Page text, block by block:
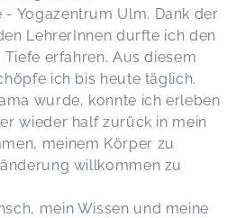
- Yogazentrum Ulm. Dank der
LehrerInnen durfte ich den
erfahren. Aus diesem
ich bis heute täglich.
wurde, konnte ich erleben
wieder half zurück in mein
meinem Körper zu
willkommen zu
mein Wissen und meine